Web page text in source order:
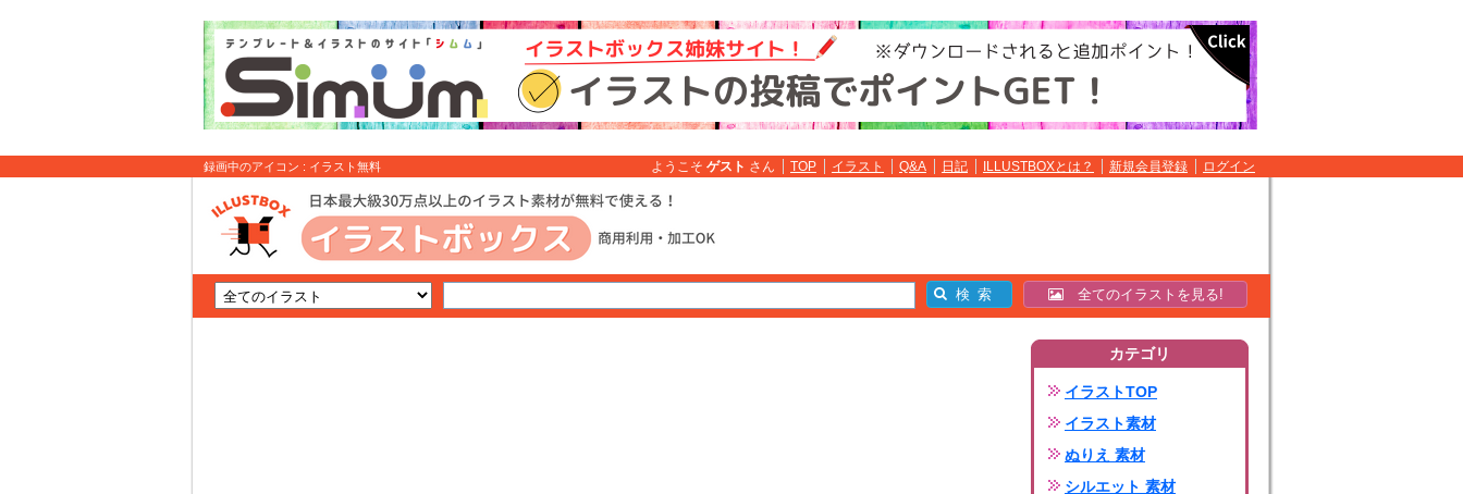
録画中のアイコン : イラスト無料 ようこそ ゲスト さん TOP イラスト Q&A 日記 ILLUSTBOXとは？ 新規会員登録 ログイン
全てのイラストを見る!
カテゴリ
イラストTOP
イラスト素材
ぬりえ 素材
シルエット 素材